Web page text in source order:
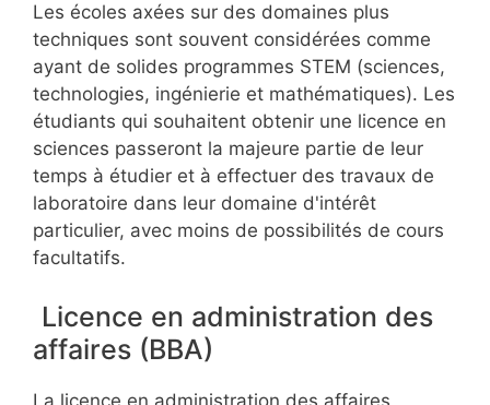
Les écoles axées sur des domaines plus
techniques sont souvent considérées comme
ayant de solides programmes STEM (sciences,
technologies, ingénierie et mathématiques). Les
étudiants qui souhaitent obtenir une licence en
sciences passeront la majeure partie de leur
temps à étudier et à effectuer des travaux de
laboratoire dans leur domaine d'intérêt
particulier, avec moins de possibilités de cours
facultatifs.
Licence en administration des
affaires (BBA)
La licence en administration des affaires